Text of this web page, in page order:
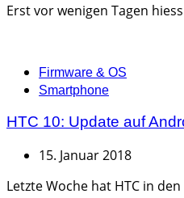
Erst vor wenigen Tagen
Categories
Firmware & OS
Smartphone
HTC 10: Update auf
15. Januar 2018
Letzte Woche hat HTC in